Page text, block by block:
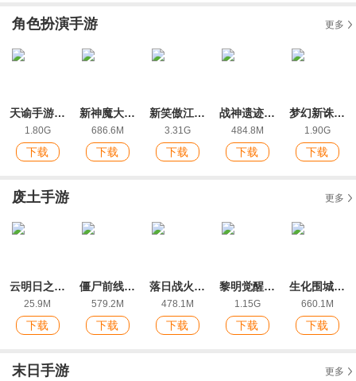
角色扮演手游 更多
天谕手游网易版官方版
1.80G
下载
新神魔大陆九游版
686.6M
下载
新笑傲江湖手游IOS福利版
3.31G
下载
战神遗迹ios版
484.8M
下载
梦幻新诛仙手游官方版
1.90G
下载
废土手游 更多
云明日之后网易官方版
25.9M
下载
僵尸前线3D最新版
579.2M
下载
落日战火手游最新版
478.1M
下载
黎明觉醒生机腾讯版
1.15G
下载
生化围城官方版
660.1M
下载
末日手游 更多